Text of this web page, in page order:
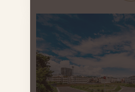
画もスムーズです。
• 選べる価格帯： 2,800万
3,470万円まで、ご予算
選定が可能です。